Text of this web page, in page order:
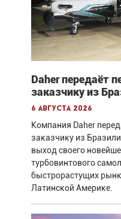
Daher передаёт
заказчику из
6 августа 2026
Компания Daher
заказчику из
выход своего
турбовинтового
быстрорастущих
Латинской Америке.